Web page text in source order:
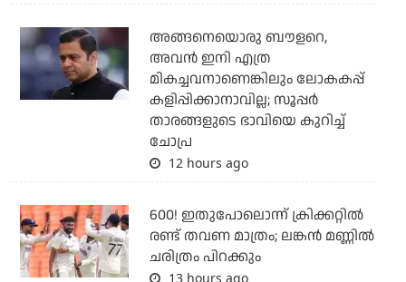
അങ്ങനെയൊരു ബൗളറെ,
അവന്‍ ഇനി എത്ര
മികച്ചവനാണെങ്കിലും ലോകകപ്പ്
കളിപ്പിക്കാനാവില്ല; സൂപ്പര്‍
താരങ്ങളുടെ ഭാവിയെ കുറിച്ച്
ചോപ്ര
12 hours ago
600! ഇതുപോലൊന്ന് ക്രിക്കറ്റില്‍
രണ്ട് തവണ മാത്രം; ലങ്കന്‍ മണ്ണില്‍
ചരിത്രം പിറക്കും
13 hours ago